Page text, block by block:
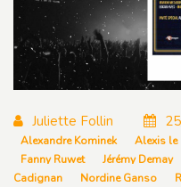
Juliette Follin
Alexandre Kominek Alexis
Fanny Ruwet
Jérémy Demay
Cadignan
Nordine Ganso